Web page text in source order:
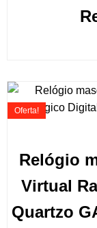
Relógio
Virtual
Quartzo
Oferta!